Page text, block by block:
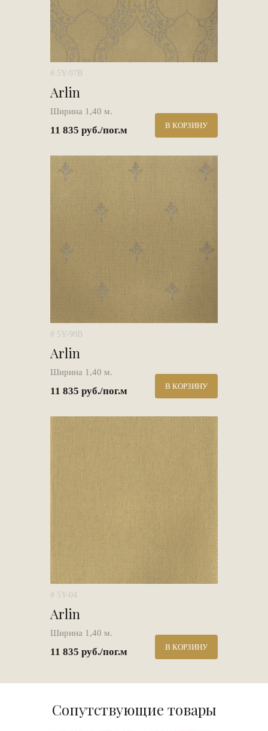
# 5Y-97B
Arlin
Ширина 1,40 м.
11 835 руб./пог.м В КОРЗИНУ
# 5Y-98B
Arlin
Ширина 1,40 м.
11 835 руб./пог.м В КОРЗИНУ
# 5Y-04
Arlin
Ширина 1,40 м.
11 835 руб./пог.м В КОРЗИНУ
Сопутствующие товары